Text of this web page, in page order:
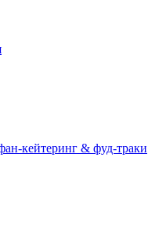
кейтеринг & фуд-траки